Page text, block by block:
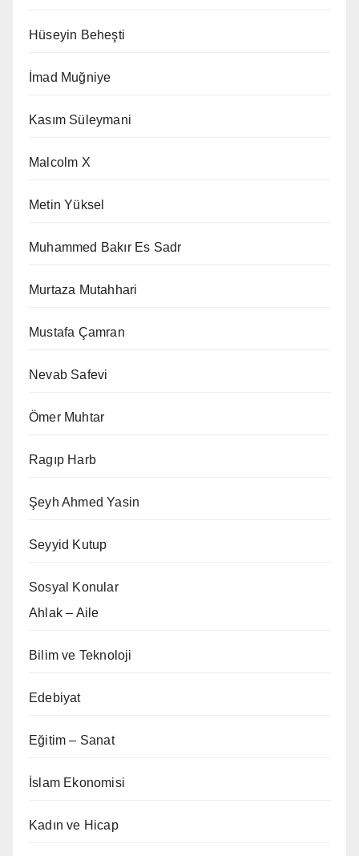
Hüseyin Beheşti
İmad Muğniye
Kasım Süleymani
Malcolm X
Metin Yüksel
Muhammed Bakır Es Sadr
Murtaza Mutahhari
Mustafa Çamran
Nevab Safevi
Ömer Muhtar
Ragıp Harb
Şeyh Ahmed Yasin
Seyyid Kutup
Sosyal Konular
Ahlak – Aile
Bilim ve Teknoloji
Edebiyat
Eğitim – Sanat
İslam Ekonomisi
Kadın ve Hicap